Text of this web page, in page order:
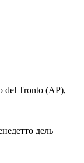
del Tronto (AP),
дель